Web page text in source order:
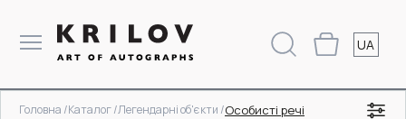
UA
Головна /Каталог /Легендарні об'єкти /Особисті речі